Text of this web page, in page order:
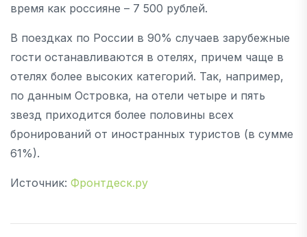
время как россияне – 7 500 рублей.
В поездках по России в 90% случаев зарубежные
гости останавливаются в отелях, причем чаще в
отелях более высоких категорий. Так, например,
по данным Островка, на отели четыре и пять
звезд приходится более половины всех
бронирований от иностранных туристов (в сумме
61%).
Источник: Фронтдеск.ру